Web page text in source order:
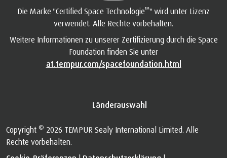
Die Marke "Certified Space Technologie™" wird unter Lizenz
verwendet. Alle Rechte vorbehalten.
Weitere Informationen zu unserer Zertifizierung durch die Space
Foundation finden Sie unter
at.tempur.com/spacefoundation.html
Länderauswahl
Copyright © 2026 TEMPUR Sealy International Limited. Alle
Rechte vorbehalten.